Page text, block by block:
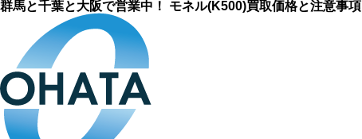
群馬と千葉と大阪で営業中！ モネル(K500)買取価格と注意事項